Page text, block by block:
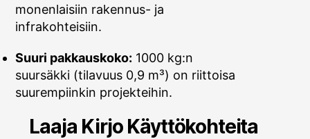
monenlaisiin rakennus- ja
infrakohteisiin.
Suuri pakkauskoko: 1000 kg:n
suursäkki (tilavuus 0,9 m³) on riittoisa
suurempiinkin projekteihin.
Laaja Kirjo Käyttökohteita